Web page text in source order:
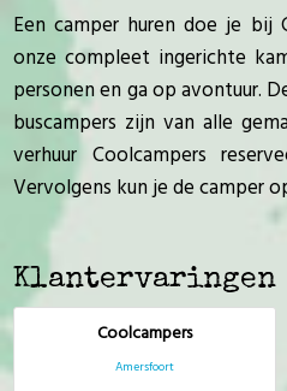
Een camper huren doe je bij
onze compleet ingerichte
personen en ga op avontuur.
buscampers zijn van alle
verhuur Coolcampers
Vervolgens kun je de camper
Klantervaringen
Coolcampers
Amersfoort